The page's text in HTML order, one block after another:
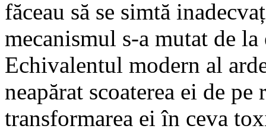
făceau să se simtă
mecanismul s-a mutat de
Echivalentul modern al
neapărat scoaterea ei de
transformarea ei în ceva